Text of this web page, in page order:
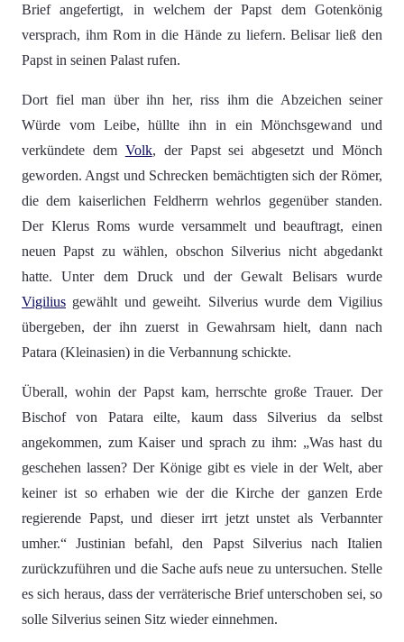
Brief angefertigt, in welchem der Papst dem Gotenkönig
versprach, ihm Rom in die Hände zu liefern. Belisar ließ den
Papst in seinen Palast rufen.
Dort fiel man über ihn her, riss ihm die Abzeichen seiner
Würde vom Leibe, hüllte ihn in ein Mönchsgewand und
verkündete dem Volk, der Papst sei abgesetzt und Mönch
geworden. Angst und Schrecken bemächtigten sich der Römer,
die dem kaiserlichen Feldherrn wehrlos gegenüber standen.
Der Klerus Roms wurde versammelt und beauftragt, einen
neuen Papst zu wählen, obschon Silverius nicht abgedankt
hatte. Unter dem Druck und der Gewalt Belisars wurde
Vigilius gewählt und geweiht. Silverius wurde dem Vigilius
übergeben, der ihn zuerst in Gewahrsam hielt, dann nach
Patara (Kleinasien) in die Verbannung schickte.
Überall, wohin der Papst kam, herrschte große Trauer. Der
Bischof von Patara eilte, kaum dass Silverius da selbst
angekommen, zum Kaiser und sprach zu ihm: „Was hast du
geschehen lassen? Der Könige gibt es viele in der Welt, aber
keiner ist so erhaben wie der die Kirche der ganzen Erde
regierende Papst, und dieser irrt jetzt unstet als Verbannter
umher.“ Justinian befahl, den Papst Silverius nach Italien
zurückzuführen und die Sache aufs neue zu untersuchen. Stelle
es sich heraus, dass der verräterische Brief unterschoben sei, so
solle Silverius seinen Sitz wieder einnehmen.